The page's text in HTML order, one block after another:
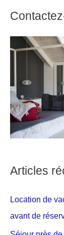
Articles
Location de
avant de